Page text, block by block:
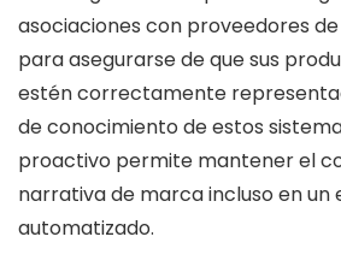
asociaciones con proveedores
para asegurarse de que sus
estén correctamente
de conocimiento de estos
proactivo permite mantener el
narrativa de marca incluso en un
automatizado.